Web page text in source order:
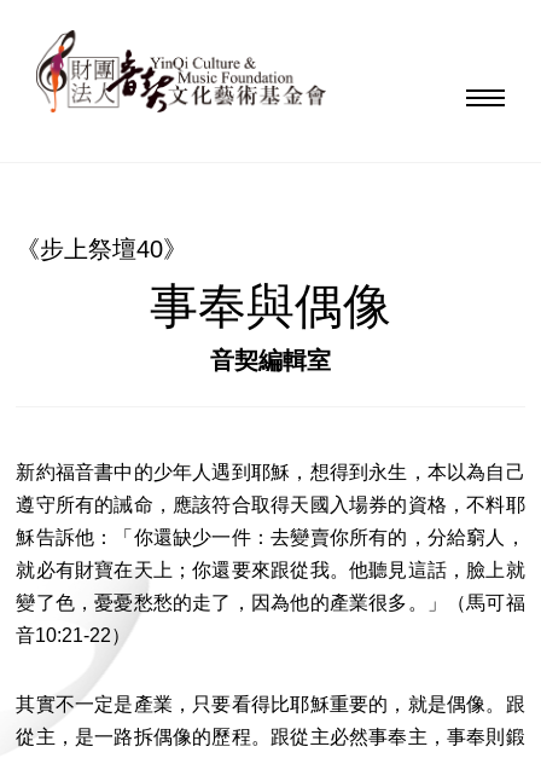
《步上祭壇40》
事奉與偶像
音契編輯室
新約福音書中的少年人遇到耶穌，想得到永生，本以為自己
遵守所有的誡命，應該符合取得天國入場券的資格，不料耶
穌告訴他：「你還缺少一件：去變賣你所有的，分給窮人，
就必有財寶在天上；你還要來跟從我。他聽見這話，臉上就
變了色，憂憂愁愁的走了，因為他的產業很多。」（馬可福
音10:21-22）
其實不一定是產業，只要看得比耶穌重要的，就是偶像。跟
從主，是一路拆偶像的歷程。跟從主必然事奉主，事奉則鍛